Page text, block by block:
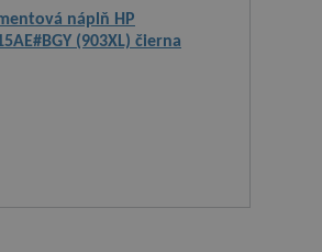
náplň HP
(903XL) čierna